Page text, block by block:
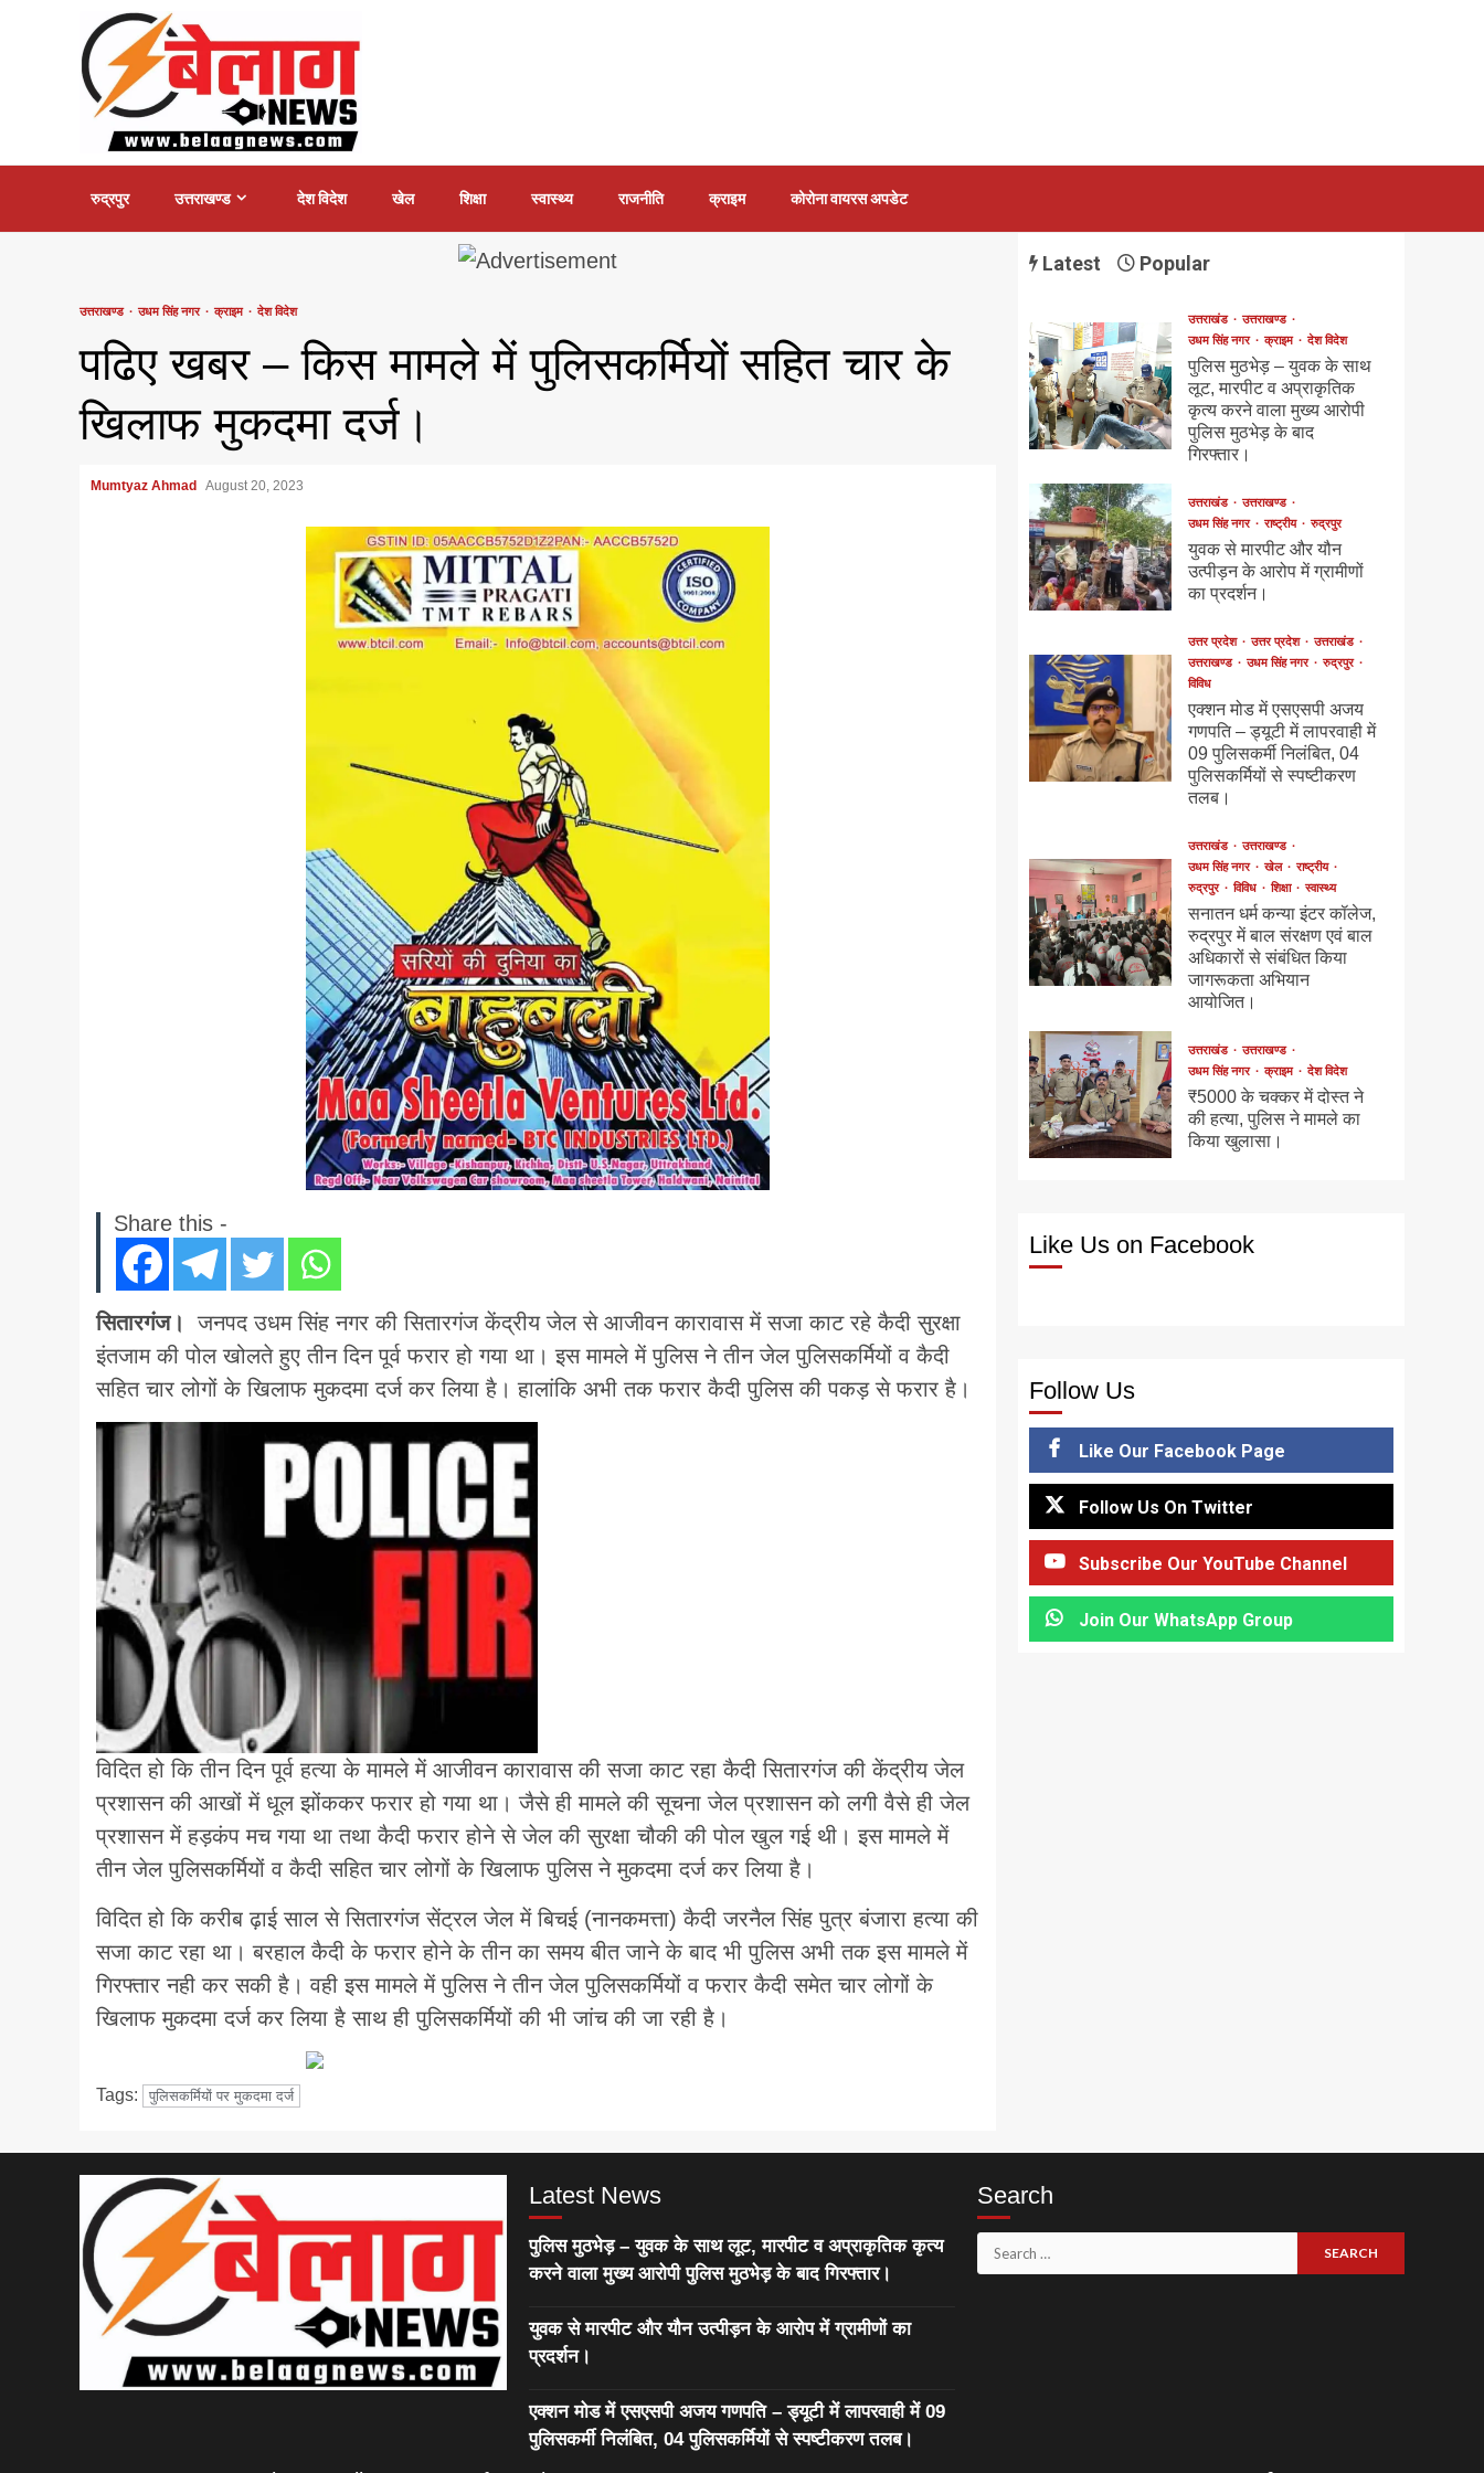
रुद्रपुर उत्तराखण्ड देश विदेश खेल शिक्षा स्वास्थ्य राजनीति क्राइम कोरोना वायरस अपडेट
उत्तराखण्ड उधम सिंह नगर क्राइम देश विदेश
पढिए खबर – किस मामले में पुलिसकर्मियों सहित चार के
खिलाफ मुकदमा दर्ज।
Mumtyaz Ahmad August 20, 2023
Share this -
सितारगंज।
जनपद उधम सिंह नगर की सितारगंज केंद्रीय जेल से आजीवन कारावास में सजा काट रहे कैदी सुरक्षा
इंतजाम की पोल खोलते हुए तीन दिन पूर्व फरार हो गया था। इस मामले में पुलिस ने तीन जेल पुलिसकर्मियों व कैदी
सहित चार लोगों के खिलाफ मुकदमा दर्ज कर लिया है। हालांकि अभी तक फरार कैदी पुलिस की पकड़ से फरार है।
विदित हो कि तीन दिन पूर्व हत्या के मामले में आजीवन कारावास की सजा काट रहा कैदी सितारगंज की केंद्रीय जेल
प्रशासन की आखों में धूल झोंककर फरार हो गया था। जैसे ही मामले की सूचना जेल प्रशासन को लगी वैसे ही जेल
प्रशासन में हड़कंप मच गया था तथा कैदी फरार होने से जेल की सुरक्षा चौकी की पोल खुल गई थी। इस मामले में
तीन जेल पुलिसकर्मियों व कैदी सहित चार लोगों के खिलाफ पुलिस ने मुकदमा दर्ज कर लिया है।
विदित हो कि करीब ढ़ाई साल से सितारगंज सेंट्रल जेल में बिचई (नानकमत्ता) कैदी जरनैल सिंह पुत्र बंजारा हत्या की
सजा काट रहा था। बरहाल कैदी के फरार होने के तीन का समय बीत जाने के बाद भी पुलिस अभी तक इस मामले में
गिरफ्तार नही कर सकी है। वही इस मामले में पुलिस ने तीन जेल पुलिसकर्मियों व फरार कैदी समेत चार लोगों के
खिलाफ मुकदमा दर्ज कर लिया है साथ ही पुलिसकर्मियों की भी जांच की जा रही है।
Tags: पुलिसकर्मियों पर मुकदमा दर्ज
Latest Popular
उत्तराखंड
उत्तराखण्ड
उधम सिंह नगर
क्राइम देश विदेश
पुलिस मुठभेड़ – युवक के साथ
लूट, मारपीट व अप्राकृतिक
कृत्य करने वाला मुख्य आरोपी
पुलिस मुठभेड़ के बाद
गिरफ्तार।
उत्तराखंड
उत्तराखण्ड
उधम सिंह नगर
राष्ट्रीय रुद्रपुर
युवक से मारपीट और यौन
उत्पीड़न के आरोप में ग्रामीणों
का प्रदर्शन।
उत्तर प्रदेश उत्तर प्रदेश
उत्तराखंड
उत्तराखण्ड
उधम सिंह नगर
रुद्रपुर
विविध
एक्शन मोड में एसएसपी अजय
गणपति – ड्यूटी में लापरवाही में
09 पुलिसकर्मी निलंबित, 04
पुलिसकर्मियों से स्पष्टीकरण
तलब।
उत्तराखंड
उत्तराखण्ड
उधम सिंह नगर
खेल
राष्ट्रीय
रुद्रपुर
विविध शिक्षा स्वास्थ्य
सनातन धर्म कन्या इंटर कॉलेज,
रुद्रपुर में बाल संरक्षण एवं बाल
अधिकारों से संबंधित किया
जागरूकता अभियान
आयोजित।
उत्तराखंड
उत्तराखण्ड
उधम सिंह नगर
क्राइम देश विदेश
₹5000 के चक्कर में दोस्त ने
की हत्या, पुलिस ने मामले का
किया खुलासा।
Like Us on Facebook
Follow Us
Like Our Facebook Page
Follow Us On Twitter
Subscribe Our YouTube Channel
Join Our WhatsApp Group
Latest News
पुलिस मुठभेड़ – युवक के साथ लूट, मारपीट व अप्राकृतिक कृत्य
करने वाला मुख्य आरोपी पुलिस मुठभेड़ के बाद गिरफ्तार।
युवक से मारपीट और यौन उत्पीड़न के आरोप में ग्रामीणों का
प्रदर्शन।
एक्शन मोड में एसएसपी अजय गणपति – ड्यूटी में लापरवाही में 09
पुलिसकर्मी निलंबित, 04 पुलिसकर्मियों से स्पष्टीकरण तलब।
Search
Search
for: